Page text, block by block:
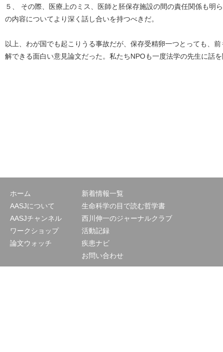
５、 その際、医療上のミス、医師と胚保存施設の間の責任関係も明
の内容についてより深く話し合いを持つべきだ。
以上、わが国でも起こりうる事故だが、保存受精卵一つとっても、
解できる面白い意見論文だった。私たちNPOも一度法学の先生に話
ホーム
AASJについて
AASJチャンネル
ワークショップ
論文ウォッチ
新着情報一覧
生命科学の目で読む哲学書
西川伸一のジャーナルクラブ
活動記録
疾患ナビ
お問い合わせ